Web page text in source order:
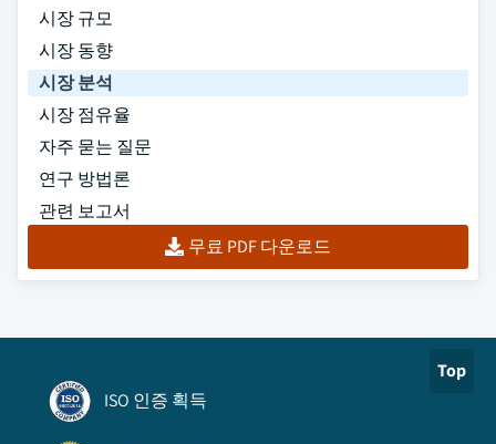
시장 규모
시장 동향
시장 분석
시장 점유율
자주 묻는 질문
연구 방법론
관련 보고서
무료 PDF 다운로드
Top
ISO 인증 획득